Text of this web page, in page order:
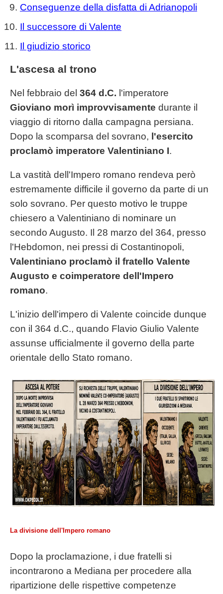
Conseguenze della disfatta di Adrianopoli
Il successore di Valente
Il giudizio storico
L'ascesa al trono
Nel febbraio del 364 d.C. l'imperatore
Gioviano morì improvvisamente durante il
viaggio di ritorno dalla campagna persiana.
Dopo la scomparsa del sovrano, l'esercito
proclamò imperatore Valentiniano I.
La vastità dell'Impero romano rendeva però
estremamente difficile il governo da parte di un
solo sovrano. Per questo motivo le truppe
chiesero a Valentiniano di nominare un
secondo Augusto. Il 28 marzo del 364, presso
l'Hebdomon, nei pressi di Costantinopoli,
Valentiniano proclamò il fratello Valente
Augusto e coimperatore dell'Impero
romano.
L'inizio dell'impero di Valente coincide dunque
con il 364 d.C., quando Flavio Giulio Valente
assunse ufficialmente il governo della parte
orientale dello Stato romano.
La divisione dell'Impero romano
Dopo la proclamazione, i due fratelli si
incontrarono a Mediana per procedere alla
ripartizione delle rispettive competenze